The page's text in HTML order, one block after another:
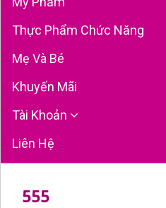
Thực Phẩm Chức Năng
Mẹ Và Bé
Khuyến Mãi
Tài Khoản
Liên Hệ
555